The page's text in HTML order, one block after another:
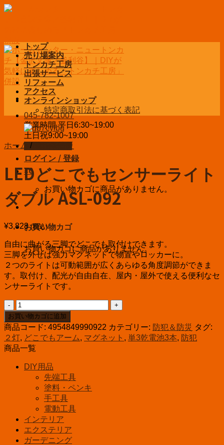
Skip
045-782-1007
営業時間 平日6:30~19:00
土日祝9:00~19:00
お問い合わせ
ログイン / 登録
¥0
お買い物カゴに商品がありません。
お買い物カゴ
お買い物カゴに商品がありません。
トップ
売り場案内
トンカチ工房
出張サービス
リフォーム
アクセス
オンラインショップ
特定商取引法に基づく表記
ホーム / 防犯＆防災
LEDどこでもセンサーライト
ダブル ASL-092
¥3,828 (税込)
自由に曲がる三脚でどこでも取付けできます。
三脚を外せば強力マグネットで物置やロッカーに。
２つのライトは可動範囲が広くあらゆる角度調節ができま
す。取付け、配光が自由自在、屋内・屋外で使える便利なセ
ンサーライトです。
LED
ど
こ
で
も
ン
ト
ダ
ブ
お買い物カゴに追加
商品コード: 4954849990922 カテゴリー: 防犯＆防災 タグ:
２灯, どこでもアーム, マグネット , 単3乾電池3本, 防犯
商品一覧
DIY用品
先端工具
塗料・ペンキ
手工具
電動工具
インテリア
エクステリア
ガーデニング